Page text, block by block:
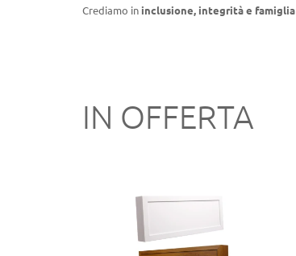
Crediamo in inclusione, integrità e famiglia
IN OFFERTA